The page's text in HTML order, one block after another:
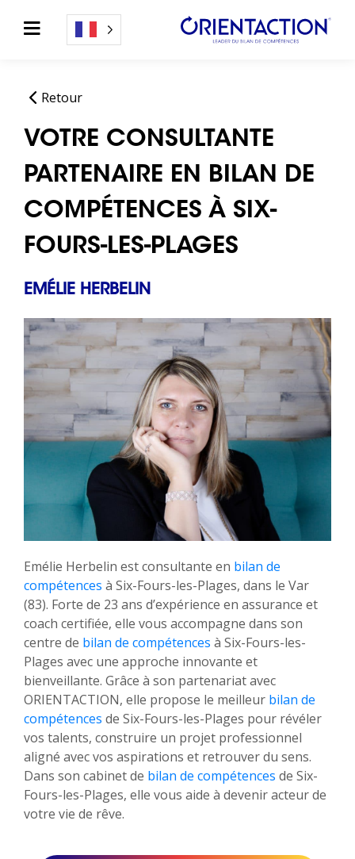
Retour
VOTRE CONSULTANTE
PARTENAIRE EN BILAN DE
COMPÉTENCES À SIX-
FOURS-LES-PLAGES
EMÉLIE HERBELIN
Emélie Herbelin est consultante en bilan de
compétences à Six-Fours-les-Plages, dans le Var
(83). Forte de 23 ans d’expérience en assurance et
coach certifiée, elle vous accompagne dans son
centre de bilan de compétences à Six-Fours-les-
Plages avec une approche innovante et
bienveillante. Grâce à son partenariat avec
ORIENTACTION, elle propose le meilleur bilan de
compétences de Six-Fours-les-Plages pour révéler
vos talents, construire un projet professionnel
aligné avec vos aspirations et retrouver du sens.
Dans son cabinet de bilan de compétences de Six-
Fours-les-Plages, elle vous aide à devenir acteur de
votre vie de rêve.